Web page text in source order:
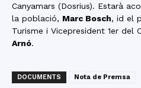
Canyamars (Dosrius). Estarà
la població, Marc Bosch, id el
Turisme i Vicepresident 1er del
Arnó.
DOCUMENTS Nota de Premsa